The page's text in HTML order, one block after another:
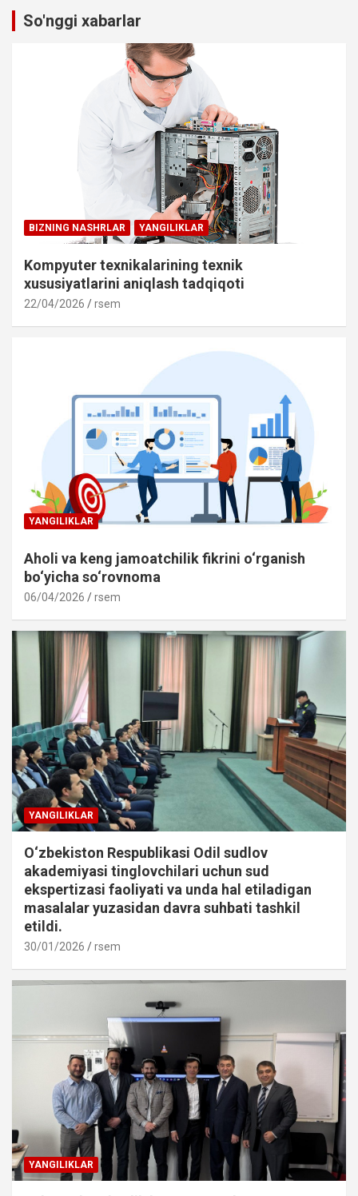
So'nggi xabarlar
BIZNING NASHRLAR YANGILIKLAR
Kompyuter texnikalarining texnik
xususiyatlarini aniqlash tadqiqoti
22/04/2026 rsem
YANGILIKLAR
Aholi va keng jamoatchilik fikrini o‘rganish
bo‘yicha so‘rovnoma
06/04/2026 rsem
YANGILIKLAR
O‘zbekiston Respublikasi Odil sudlov
akademiyasi tinglovchilari uchun sud
ekspertizasi faoliyati va unda hal etiladigan
masalalar yuzasidan davra suhbati tashkil
etildi.
30/01/2026 rsem
YANGILIKLAR